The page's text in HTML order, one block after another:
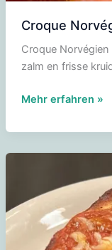
Croque
Croque
zalm en frisse
Croque
Mehr erfahren »